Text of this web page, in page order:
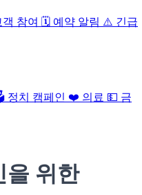
객 참여 🗓️ 예약 알림 ⚠️ 긴급
정치 캠페인 ❤️ 의료 💵 금
을 위한